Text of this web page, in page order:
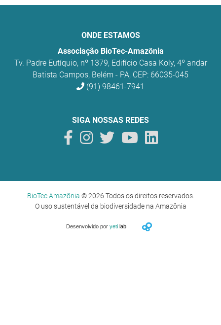
ONDE ESTAMOS
Associação BioTec-Amazônia
Tv. Padre Eutíquio, nº 1379, Edifício Casa Koly, 4º andar
Batista Campos, Belém - PA, CEP: 66035-045
(91) 98461-7941
SIGA NOSSAS REDES
BioTec Amazônia © 2026 Todos os direitos reservados.
O uso sustentável da biodiversidade na Amazônia
Desenvolvido por yeti lab